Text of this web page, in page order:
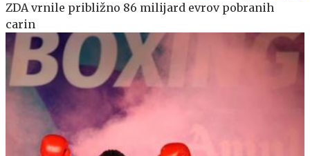
ZDA vrnile približno 86 milijard evrov pobranih
carin